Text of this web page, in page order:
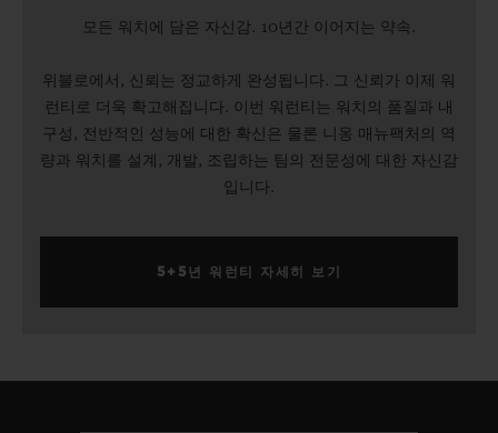
모든 워치에 담은 자신감. 10년간 이어지는 약속.
위블로에서, 신뢰는 정교하게 완성됩니다. 그 신뢰가 이제 워
런티로 더욱 확고해집니다. 이번 워런티는 워치의 품질과 내
구성, 전반적인 성능에 대한 확신은 물론 니옹 매뉴팩처의 역
량과 워치를 설계, 개발, 조립하는 팀의 전문성에 대한 자신감
입니다.
5+5년 워런티 자세히 보기